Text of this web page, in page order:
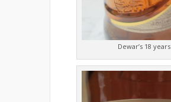
Dewar’s 18 years